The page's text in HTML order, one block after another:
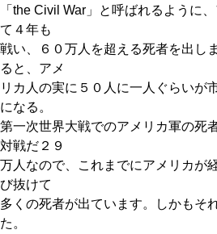
「the Civil War」と呼ばれるように
て４年も
戦い、６０万人を超える死者を出し
ると、アメ
リカ人の実に５０人に一人ぐらいが
になる。
第一次世界大戦でのアメリカ軍の死
対戦だ２９
万人なので、これまでにアメリカが
び抜けて
多くの死者が出ています。しかもそ
た。